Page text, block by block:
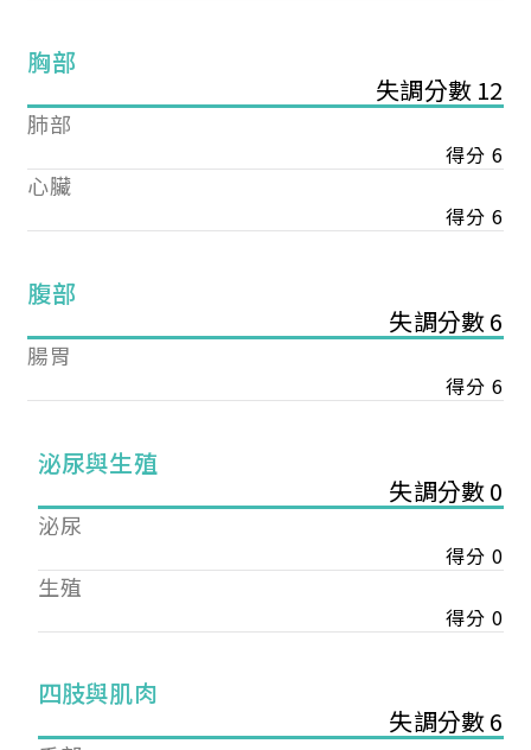
胸部
失調分數 12
肺部
得分 6
心臟
得分 6
腹部
失調分數 6
腸胃
得分 6
泌尿與生殖
失調分數 0
泌尿
得分 0
生殖
得分 0
四肢與肌肉
失調分數 6
您已成功送出會員申請
您好，您的會員申請，已成功送出，經本協會理事